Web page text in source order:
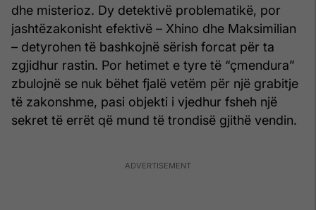
dhe misterioz. Dy detektivë problematikë, por
jashtëzakonisht efektivë – Xhino dhe Maksimilian
– detyrohen të bashkojnë sërish forcat për ta
zgjidhur rastin. Por hetimet e tyre të “çmendura”
zbulojnë se nuk bëhet fjalë vetëm për një grabitje
të zakonshme, pasi objekti i vjedhur fsheh një
sekret të errët që mund të trondisë gjithë vendin.